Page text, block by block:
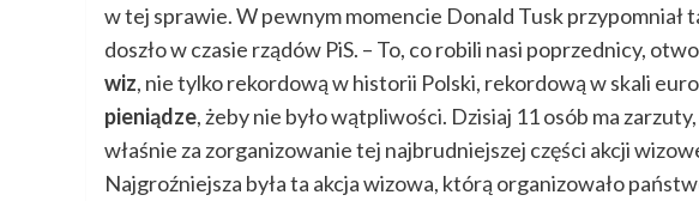
w tej sprawie. W pewnym momencie Donald Tusk przypomniał
doszło w czasie rządów PiS. – To, co robili nasi poprzednicy,
wiz, nie tylko rekordową w historii Polski, rekordową w skali
pieniądze, żeby nie było wątpliwości. Dzisiaj 11 osób ma
właśnie za zorganizowanie tej najbrudniejszej części akcji
Najgroźniejsza była ta akcja wizowa, którą organizowało